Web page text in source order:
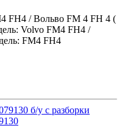
FH4 / Вольво FM 4 FH 4 (
Volvo FM4 FH4 /
FM4 FH4